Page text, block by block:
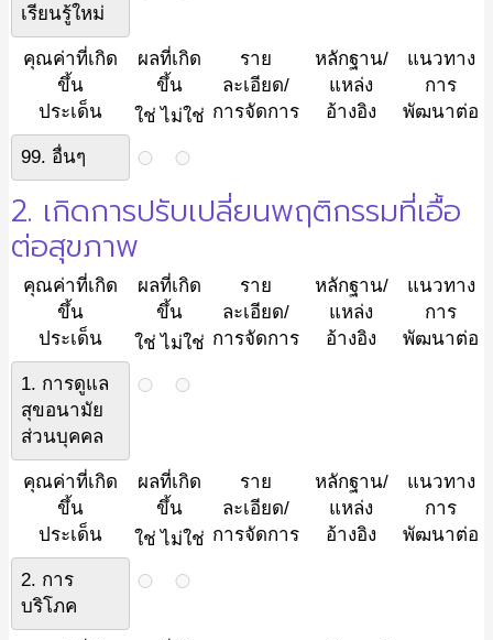
เรียนรู้ใหม่
คุณค่าที่เกิด
ขึ้น
ประเด็น
ผลที่เกิด
ขึ้น
ราย
ละเอียด/
การจัดการ
หลักฐาน/
แหล่ง
อ้างอิง
แนวทาง
การ
พัฒนาต่อ
ใช่ ไม่ใช่
99. อื่นๆ
2. เกิดการปรับเปลี่ยนพฤติกรรมที่เอื้อ
ต่อสุขภาพ
คุณค่าที่เกิด
ขึ้น
ประเด็น
ผลที่เกิด
ขึ้น
ราย
ละเอียด/
การจัดการ
หลักฐาน/
แหล่ง
อ้างอิง
แนวทาง
การ
พัฒนาต่อ
ใช่ ไม่ใช่
1. การดูแล
สุขอนามัย
ส่วนบุคคล
คุณค่าที่เกิด
ขึ้น
ประเด็น
ผลที่เกิด
ขึ้น
ราย
ละเอียด/
การจัดการ
หลักฐาน/
แหล่ง
อ้างอิง
แนวทาง
การ
พัฒนาต่อ
ใช่ ไม่ใช่
2. การ
บริโภค